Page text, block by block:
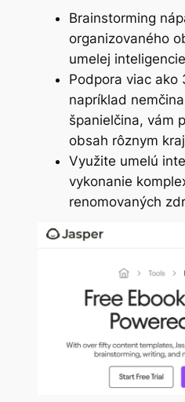
Brainstorming
organizovaného
umelej inteligencie
Podpora viac ako
napríklad
španielčina, vám
obsah rôznym
Využite umelú
vykonanie
renomovaných